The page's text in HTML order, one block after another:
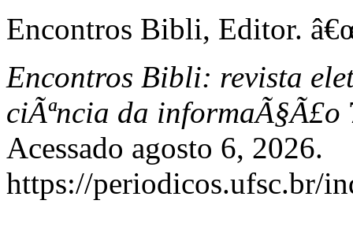
Encontros Bibli, Editor.
Encontros Bibli: revista
ciÃªncia da informaÃ§Ã£o
Acessado agosto 6, 2026.
https://periodicos.ufsc.br/